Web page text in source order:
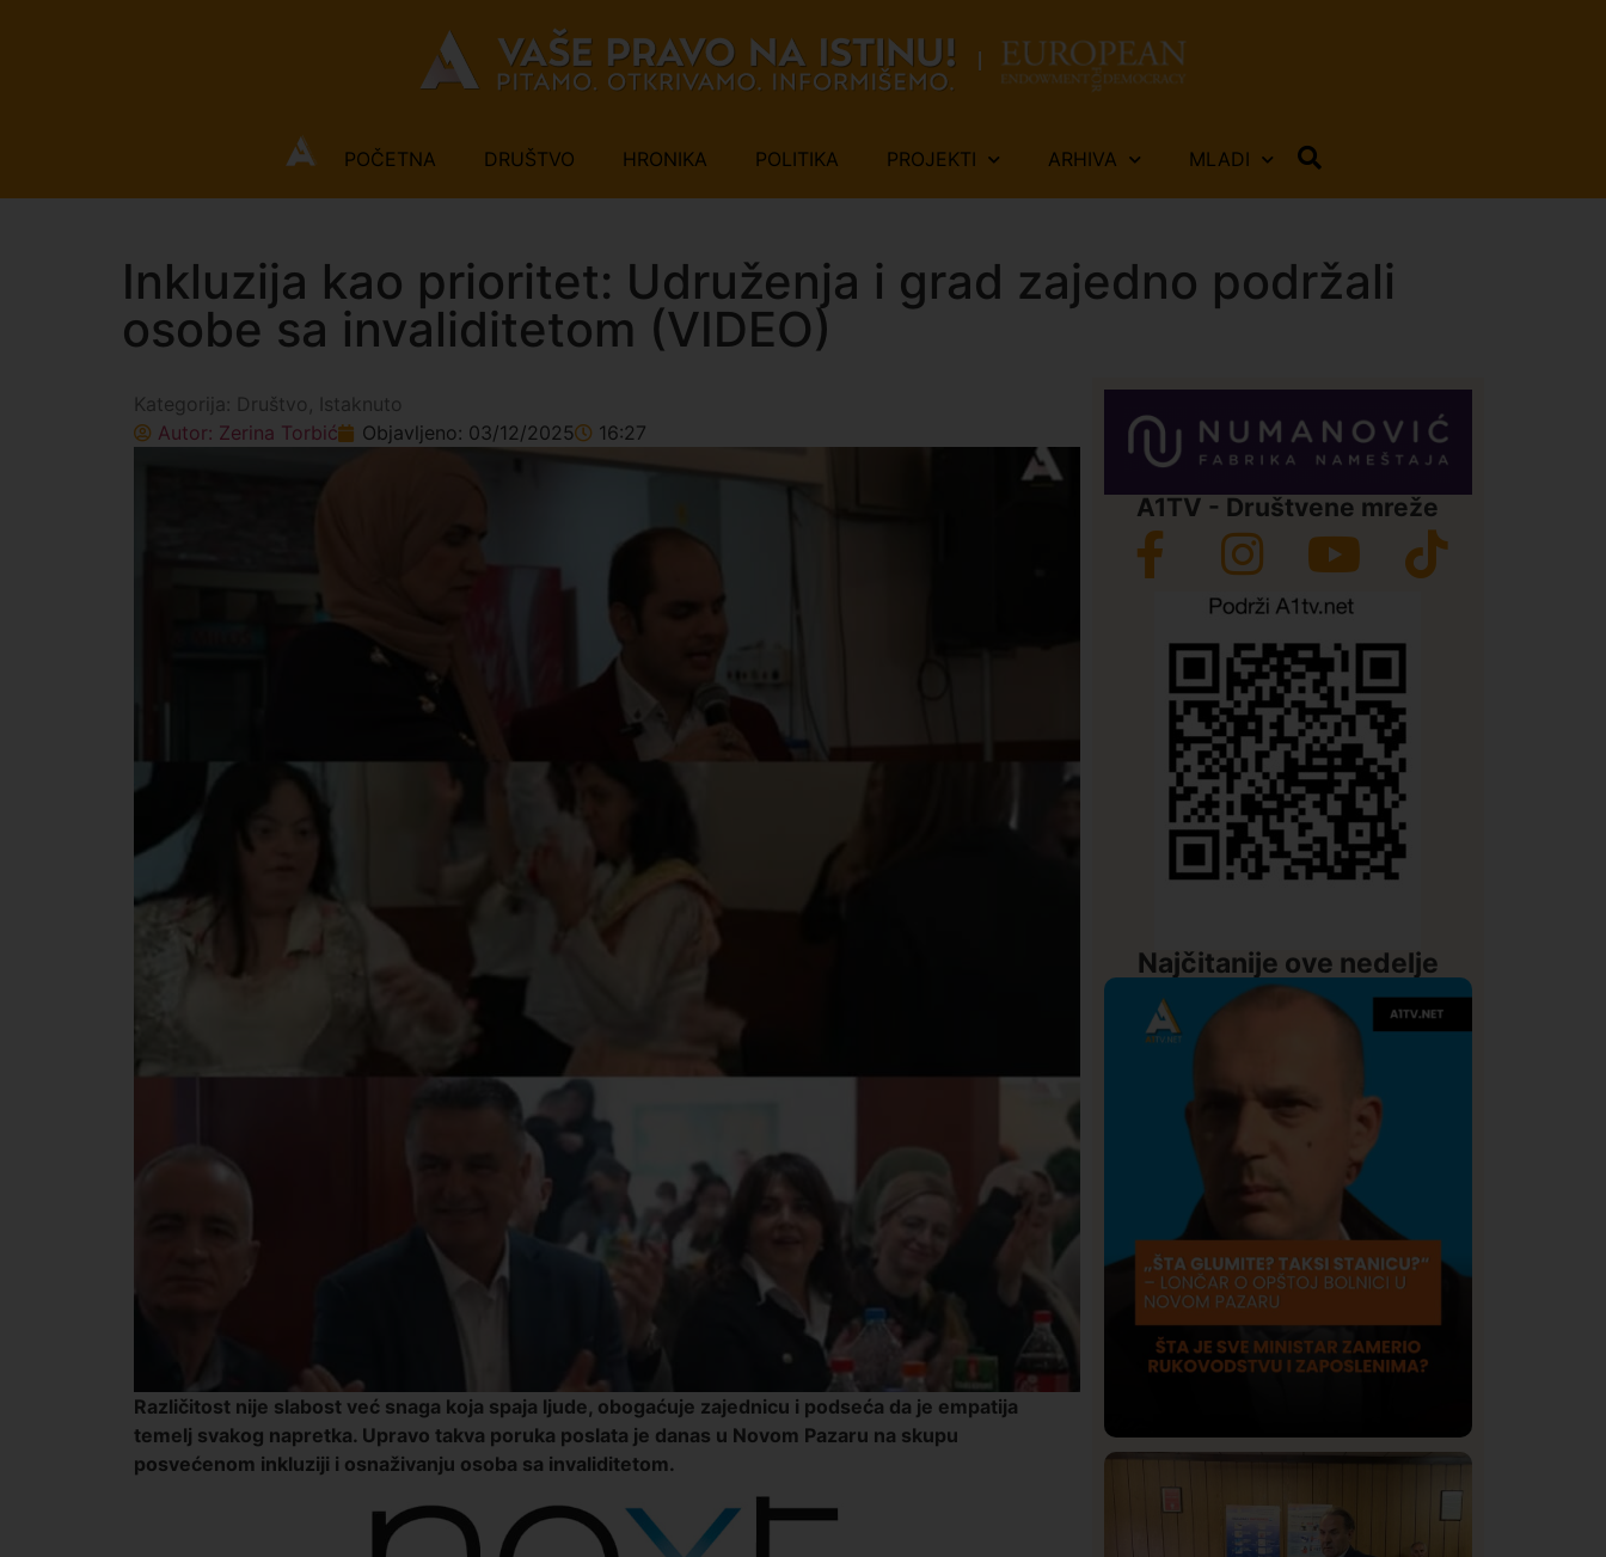
POČETNA DRUŠTVO HRONIKA POLITIKA PROJEKTI ARHIVA MLADI
Inkluzija kao prioritet: Udruženja i grad zajedno podržali
osobe sa invaliditetom (VIDEO)
Kategorija: Društvo , Istaknuto
Autor: Zerina Torbić Objavljeno: 03/12/2025 16:27
Različitost nije slabost već snaga koja spaja ljude, obogaćuje zajednicu i podseća da je empatija
temelj svakog napretka. Upravo takva poruka poslata je danas u Novom Pazaru na skupu
posvećenom inkluziji i osnaživanju osoba sa invaliditetom.
A1TV - Društvene mreže
Najčitanije ove nedelje
Lončar o Opštoj bolnici u Novom
Pazaru: „Šta glumite? Taksi stanicu?“